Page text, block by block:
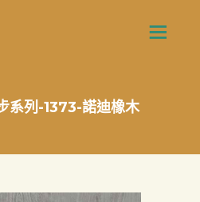
系列-1373-諾迪橡木